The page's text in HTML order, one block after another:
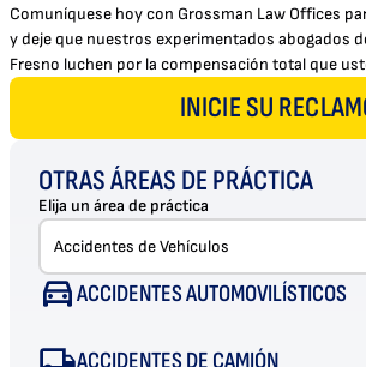
Comuníquese hoy con Grossman Law Offices
y deje que nuestros experimentados abogados
Fresno luchen por la compensación total que
INICIE SU
OTRAS ÁREAS DE PRÁCTICA
Elija un área de práctica
ACCIDENTES AUTOMOVILÍSTICOS